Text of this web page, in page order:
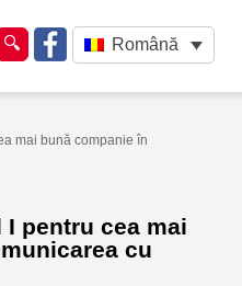
Română
mai bună companie în
pentru cea mai
cu